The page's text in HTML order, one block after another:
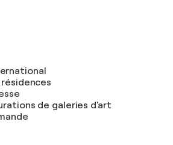
de galeries d'art